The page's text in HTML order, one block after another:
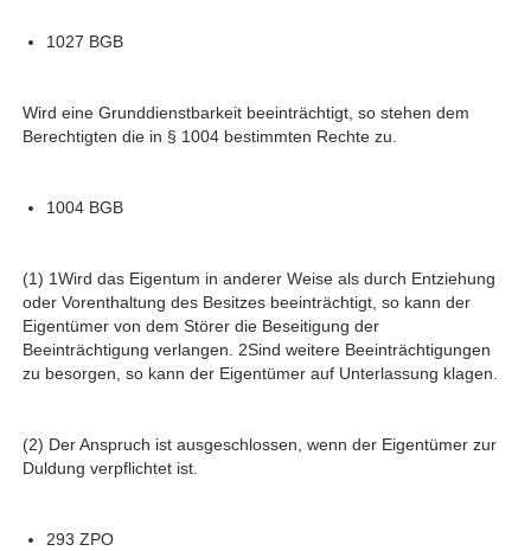
1027 BGB
Wird eine Grunddienstbarkeit beeinträchtigt, so stehen dem
Berechtigten die in § 1004 bestimmten Rechte zu.
1004 BGB
(1) 1Wird das Eigentum in anderer Weise als durch Entziehung
oder Vorenthaltung des Besitzes beeinträchtigt, so kann der
Eigentümer von dem Störer die Beseitigung der
Beeinträchtigung verlangen. 2Sind weitere Beeinträchtigungen
zu besorgen, so kann der Eigentümer auf Unterlassung klagen.
(2) Der Anspruch ist ausgeschlossen, wenn der Eigentümer zur
Duldung verpflichtet ist.
293 ZPO